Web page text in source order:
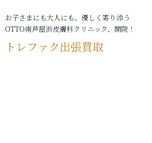
お子さまにも大人にも、優しく寄り添う
OTTO南芦屋浜皮膚科クリニック、開院！
トレファク出張買取